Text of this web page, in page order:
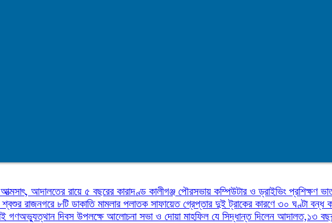
আদালতের রায়ে ৫ বছরের কারাদণ্ড কালীগঞ্জ পৌরসভায় কম্পিউটার ও ড্রাইভিং প্রশিক্ষণ
শ্বশুর রাজনগরে ৮টি ডাকাতি মামলার পলাতক সাফায়েত গ্রেপ্তার দুই ট্রাকের কারণে ৩০ ঘণ্টা বন্ধ
গণঅভ্যুত্থান দিবস উপলক্ষে আলোচনা সভা ও দোয়া মাহফিল যে সিদ্ধান্ত দিলেন আদালত,১৩